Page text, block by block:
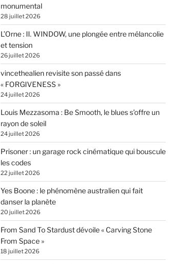
monumental
28 juillet 2026
L’Orne : II. WINDOW, une plongée entre mélancolie
et tension
26 juillet 2026
vincethealien revisite son passé dans
« FORGIVENESS »
24 juillet 2026
Louis Mezzasoma : Be Smooth, le blues s’offre un
rayon de soleil
24 juillet 2026
Prisoner : un garage rock cinématique qui bouscule
les codes
22 juillet 2026
Yes Boone : le phénomène australien qui fait
danser la planète
20 juillet 2026
From Sand To Stardust dévoile « Carving Stone
From Space »
18 juillet 2026